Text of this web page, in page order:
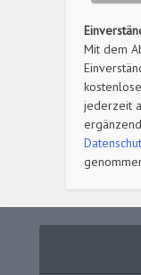
Mit dem
jederzeit